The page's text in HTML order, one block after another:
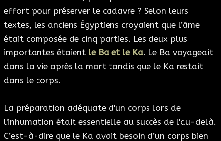
effort pour préserver le cadavre ? Selon leurs
textes, les anciens Égyptiens croyaient que l’âme
était composée de cinq parties. Les deux plus
importantes étaient le Ba et le Ka. Le Ba voyageait
dans la vie après la mort tandis que le Ka restait
dans le corps.
La préparation adéquate d'un corps lors de
l'inhumation était essentielle au succès de l'au-delà.
C’est-à-dire que le Ka avait besoin d’un corps bien